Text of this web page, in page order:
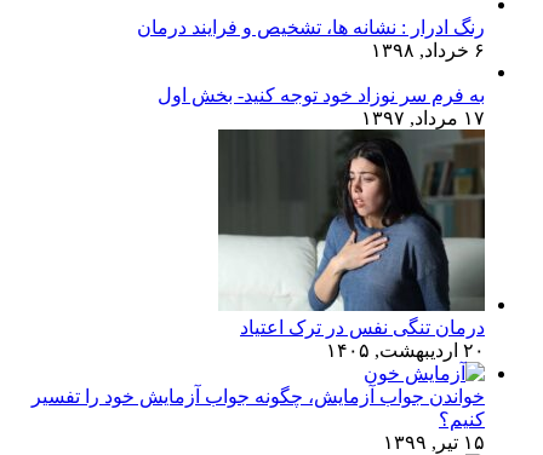
رنگ ادرار : نشانه ها، تشخیص و فرایند درمان
۶ خرداد, ۱۳۹۸
به فرم سر نوزاد خود توجه کنید- بخش اول
۱۷ مرداد, ۱۳۹۷
درمان تنگی نفس در ترک اعتیاد
۲۰ اردیبهشت, ۱۴۰۵
خواندن جواب آزمایش، چگونه جواب آزمایش خود را تفسیر
کنیم؟
۱۵ تیر, ۱۳۹۹